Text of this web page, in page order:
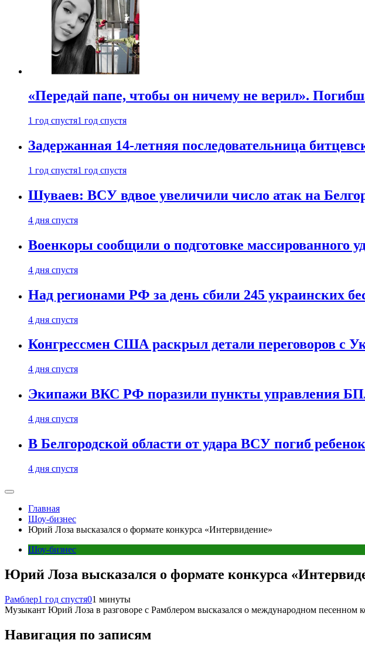
«Передай папе, чтобы он ничему не верил».
1 год спустя1 год спустя
Задержанная 14-летняя последовательница
1 год спустя1 год спустя
Шуваев: ВСУ вдвое увеличили число атак на
4 дня спустя
Военкоры сообщили о подготовке массированного
4 дня спустя
Над регионами РФ за день сбили 245 украинских
4 дня спустя
Конгрессмен США раскрыл детали переговоров с
4 дня спустя
Экипажи ВКС РФ поразили пункты управления
4 дня спустя
В Белгородской области от удара ВСУ погиб ребенок
4 дня спустя
Главная
Шоу-бизнес
Юрий Лоза высказался о формате конкурса «Интервидение»
Шоу-бизнес
Юрий Лоза высказался о формате конкурса
Рамблер1 год спустя01 минуты
Музыкант Юрий Лоза в разговоре с Рамблером высказался о международном песенном
Навигация по записям